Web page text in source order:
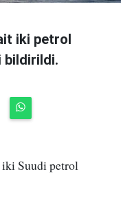
iki petrol
bildirildi.
iki Suudi petrol